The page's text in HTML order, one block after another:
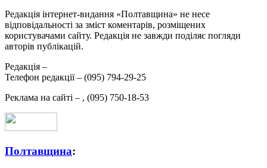
Редакція інтернет-видання «Полтавщина» не несе
відповідальності за зміст коментарів, розміщених
користувачами сайту. Редакція не завжди поділяє погляди
авторів публікацій.
Редакція –
Телефон редакції – (095) 794-29-25
Реклама на сайті – , (095) 750-18-53
Полтавщина: